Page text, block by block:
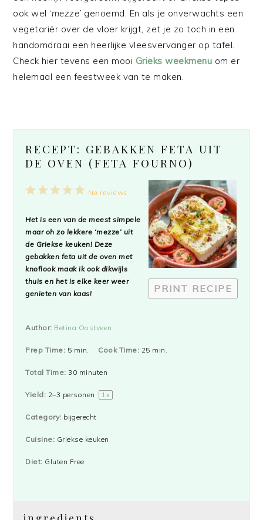
ook wel ‘mezze’ genoemd. En als je onverwachts een
vegetariër over de vloer krijgt, zet je zo toch in een
handomdraai een heerlijke vleesvervanger op tafel.
Check hier tevens een mooi Grieks weekmenu om er
helemaal een feestweek van te maken.
RECEPT: GEBAKKEN FETA UIT
DE OVEN (FETA FOURNO)
PRINT RECIPE
5
4
3
2
1
No reviews
Het is een van de meest simpele
maar oh zo lekkere ‘mezze’ uit
de Griekse keuken! Deze
gebakken feta uit de oven met
knoflook maak ik ook dikwijls
thuis en het is elke keer weer
genieten van kaas!
Author: Betina Oostveen
Prep Time: 5 min. Cook Time: 25 min.
Total Time: 30 minuten
Yield: 2–3 personen 1x
Category: bijgerecht
Cuisine: Griekse keuken
Diet: Gluten Free